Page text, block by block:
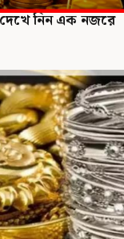
নিন এক নজরে